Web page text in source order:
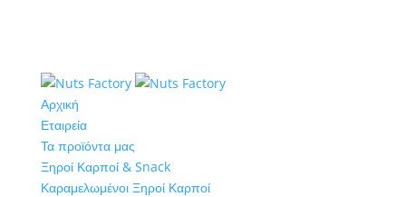
Αρχική
Εταιρεία
Τα προϊόντα μας
Ξηροί Καρποί & Snack
Καραμελωμένοι Ξηροί Καρποί